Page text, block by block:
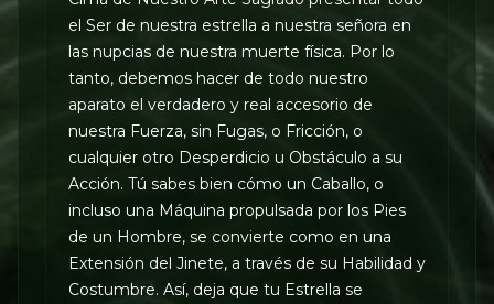
el Ser de nuestra estrella a nuestra señora en
las nupcias de nuestra muerte física. Por lo
tanto, debemos hacer de todo nuestro
aparato el verdadero y real accesorio de
nuestra Fuerza, sin Fugas, o Fricción, o
cualquier otro Desperdicio u Obstáculo a su
Acción. Tú sabes bien cómo un Caballo, o
incluso una Máquina propulsada por los Pies
de un Hombre, se convierte como en una
Extensión del Jinete, a través de su Habilidad y
Costumbre. Así, deja que tu Estrella se